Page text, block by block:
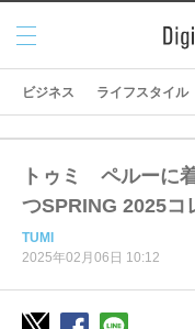
メニ
ュー
ビジネス ライフスタイル
トゥミ ペルーに
つSPRING 2025コ
TUMI
2025年02月06日 10:12